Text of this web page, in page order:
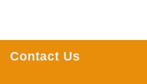
Contact Us